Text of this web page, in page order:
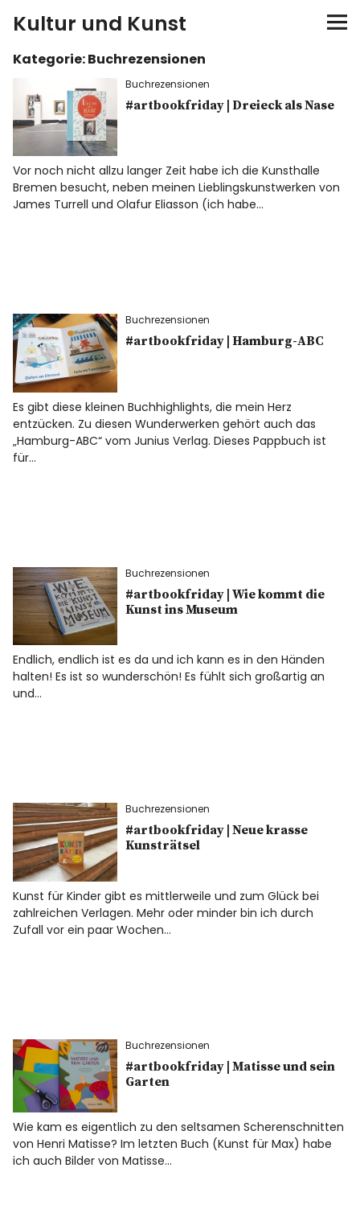
Kultur und Kunst
kultur & kunst
Ausstellungen
Spiele
Konzerte
Über mich
Kategorie:Buchrezensionen
Buchrezensionen
#artbookfriday | Dreieck als Nase
Vor noch nicht allzu langer Zeit habe ich die Kunsthalle
Bremen besucht, neben meinen Lieblingskunstwerken von
James Turrell und Olafur Eliasson (ich habe…
Buchrezensionen
#artbookfriday | Hamburg-ABC
Es gibt diese kleinen Buchhighlights, die mein Herz
entzücken. Zu diesen Wunderwerken gehört auch das
„Hamburg-ABC“ vom Junius Verlag. Dieses Pappbuch ist
für…
Buchrezensionen
#artbookfriday | Wie kommt die
Kunst ins Museum
Endlich, endlich ist es da und ich kann es in den Händen
halten! Es ist so wunderschön! Es fühlt sich großartig an
und…
Buchrezensionen
#artbookfriday | Neue krasse
Kunsträtsel
Kunst für Kinder gibt es mittlerweile und zum Glück bei
zahlreichen Verlagen. Mehr oder minder bin ich durch
Zufall vor ein paar Wochen…
Buchrezensionen
#artbookfriday | Matisse und sein
Garten
Wie kam es eigentlich zu den seltsamen Scherenschnitten
von Henri Matisse? Im letzten Buch (Kunst für Max) habe
ich auch Bilder von Matisse…